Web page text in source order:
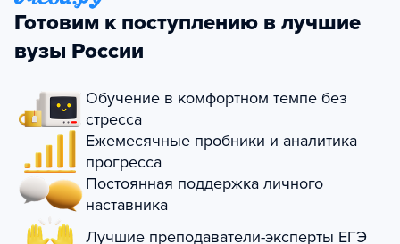
Готовим к поступлению в лучшие
вузы России
Обучение в комфортном темпе без
стресса
Ежемесячные пробники и аналитика
прогресса
Постоянная поддержка личного
наставника
Лучшие преподаватели-эксперты ЕГЭ